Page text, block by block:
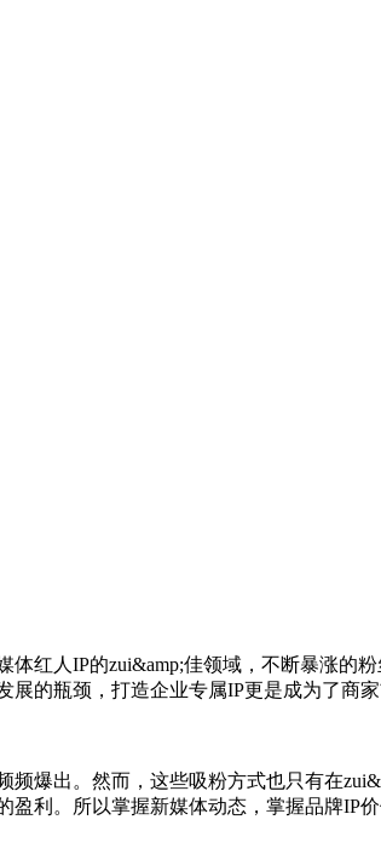
红人IP的zui&amp;佳领域，不断暴涨的
的瓶颈，打造企业专属IP更是成为了商家
出。然而，这些吸粉方式也只有在
利。所以掌握新媒体动态，掌握品牌IP